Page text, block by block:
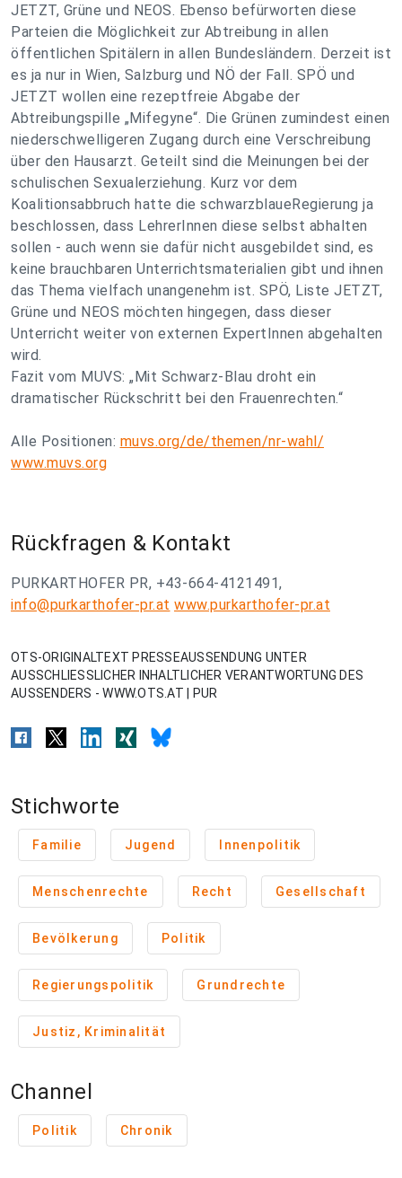
JETZT, Grüne und NEOS. Ebenso befürworten diese
Parteien die Möglichkeit zur Abtreibung in allen
öffentlichen Spitälern in allen Bundesländern. Derzeit ist
es ja nur in Wien, Salzburg und NÖ der Fall. SPÖ und
JETZT wollen eine rezeptfreie Abgabe der
Abtreibungspille „Mifegyne“. Die Grünen zumindest einen
niederschwelligeren Zugang durch eine Verschreibung
über den Hausarzt. Geteilt sind die Meinungen bei der
schulischen Sexualerziehung. Kurz vor dem
Koalitionsabbruch hatte die schwarzblaueRegierung ja
beschlossen, dass LehrerInnen diese selbst abhalten
sollen - auch wenn sie dafür nicht ausgebildet sind, es
keine brauchbaren Unterrichtsmaterialien gibt und ihnen
das Thema vielfach unangenehm ist. SPÖ, Liste JETZT,
Grüne und NEOS möchten hingegen, dass dieser
Unterricht weiter von externen ExpertInnen abgehalten
wird.
Fazit vom MUVS: „Mit Schwarz-Blau droht ein
dramatischer Rückschritt bei den Frauenrechten.“
Alle Positionen: muvs.org/de/themen/nr-wahl/
www.muvs.org
Rückfragen & Kontakt
PURKARTHOFER PR, +43-664-4121491,
info@purkarthofer-pr.at www.purkarthofer-pr.at
OTS-ORIGINALTEXT PRESSEAUSSENDUNG UNTER
AUSSCHLIESSLICHER INHALTLICHER VERANTWORTUNG DES
AUSSENDERS - WWW.OTS.AT | PUR
Stichworte
Familie Jugend Innenpolitik
Menschenrechte Recht Gesellschaft
Bevölkerung Politik
Regierungspolitik Grundrechte
Justiz, Kriminalität
Channel
Politik Chronik